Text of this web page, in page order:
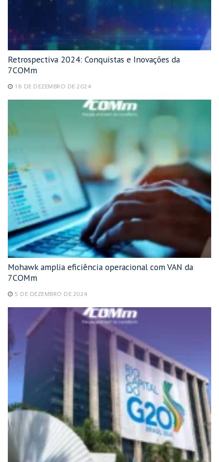
Retrospectiva 2024: Conquistas e Inovações da
7COMm
18 DE DEZEMBRO DE 2024
Mohawk amplia eficiência operacional com VAN da
7COMm
5 DE DEZEMBRO DE 2024